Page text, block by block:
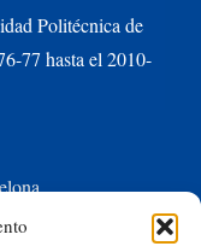
Politécnica de
77 hasta el 2010-